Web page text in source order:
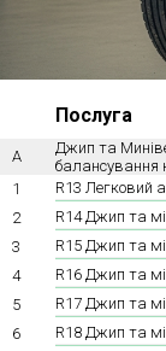
Послуга
А
Джип та
балансування
1
R13 Легковий
2
R14 Джип та
3
R15 Джип та
4
R16 Джип та
5
R17 Джип та
6
R18 Джип та